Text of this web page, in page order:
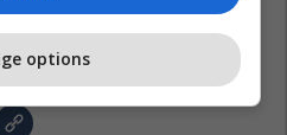
options